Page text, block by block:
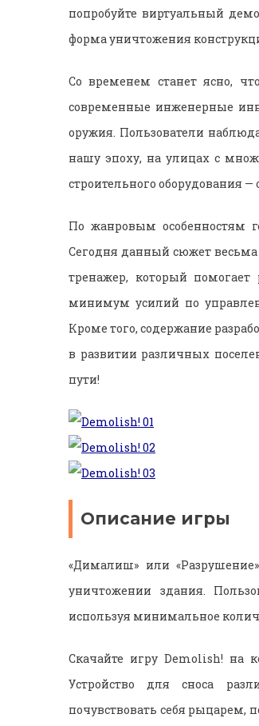
попробуйте виртуальный
форма уничтожения
Со временем станет ясно,
современные инженерные
оружия. Пользователи
нашу эпоху, на улицах с
строительного оборудования
По жанровым особенностям
Сегодня данный сюжет весьма
тренажер, который помогает
минимум усилий по
Кроме того, содержание
в развитии различных
пути!
Описание игры
«Дималиш» или
уничтожении здания.
используя минимальное
Скачайте игру Demolish! на
Устройство для сноса
почувствовать себя